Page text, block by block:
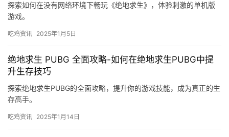
探索如何在没有网络环境下畅玩《绝地求生》，体验刺激的单机版
游戏。
吃鸡资讯 2025年1月5日
绝地求生 PUBG 全面攻略-如何在绝地求生PUBG中提
升生存技巧
探索绝地求生PUBG的全面攻略，提升你的游戏技能，成为真正的生
存高手。
吃鸡资讯 2025年1月14日